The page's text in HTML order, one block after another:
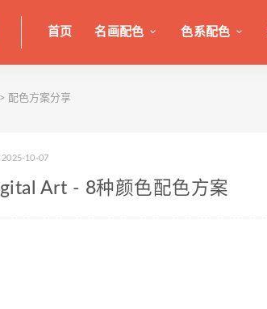
首页 名画配色 色系配色
> 配色方案分享
2025-10-07
Art - 8种颜色配色方案